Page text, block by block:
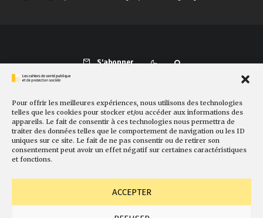
Pour offrir les meilleures expériences, nous utilisons des technologies
telles que les cookies pour stocker et/ou accéder aux informations des
appareils. Le fait de consentir à ces technologies nous permettra de
traiter des données telles que le comportement de navigation ou les ID
uniques sur ce site. Le fait de ne pas consentir ou de retirer son
consentement peut avoir un effet négatif sur certaines caractéristiques
et fonctions.
ACCEPTER
S'abonner
Présentation Comité de rédaction Sites amis Contact
Newsletter Politique de cookies Faire un don